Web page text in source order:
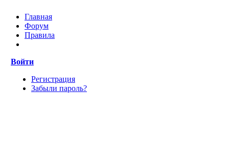
Главная
Форум
Правила
Войти
Регистрация
Забыли пароль?